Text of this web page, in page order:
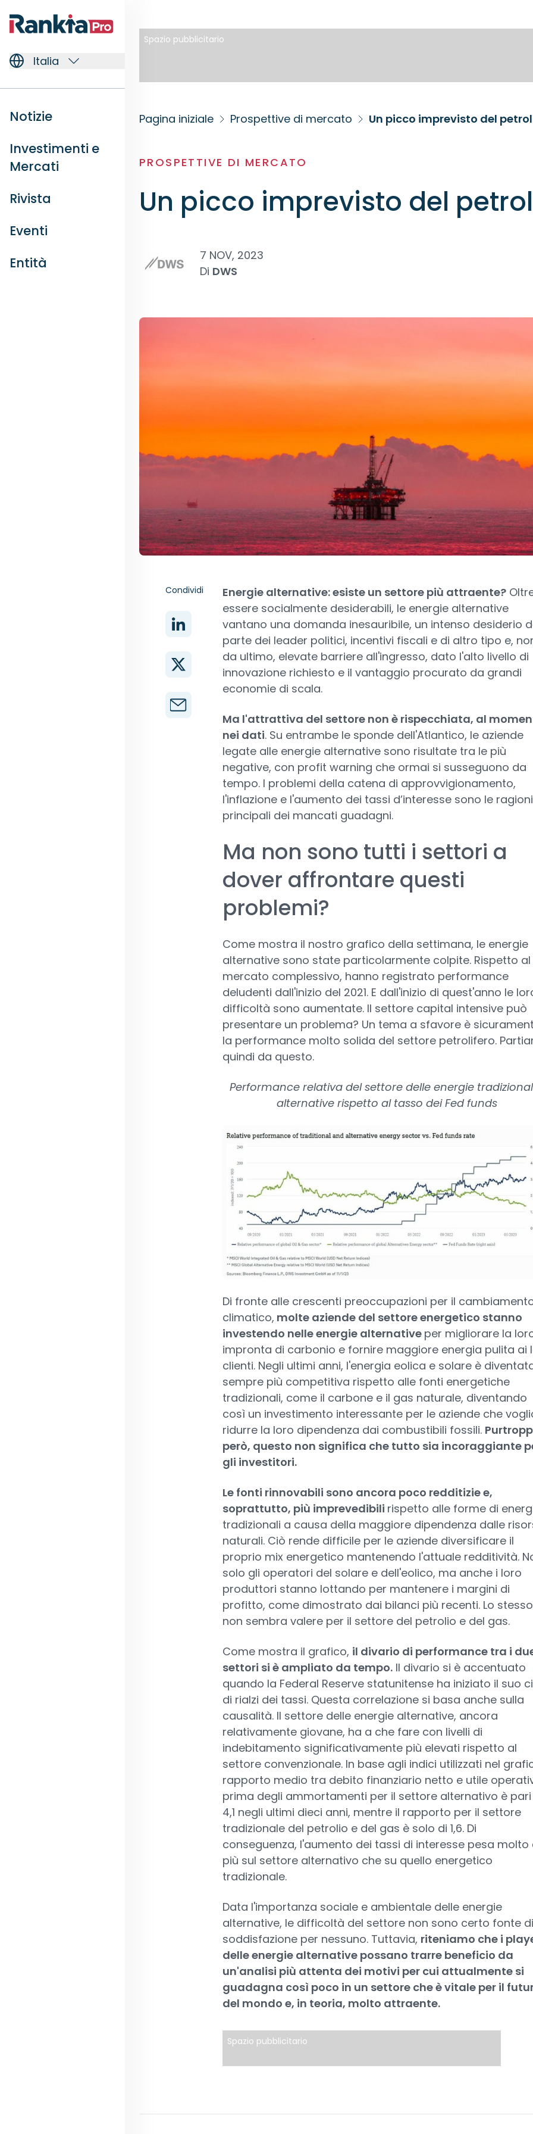
Italia
Notizie
Investimenti e
Mercati
Rivista
Eventi
Entità
Spazio pubblicitario
Pagina iniziale Prospettive di mercato Un picco imprevisto del
PROSPETTIVE DI MERCATO
Un picco imprevisto del
7 NOV, 2023
Di DWS
Condividi Energie alternative: esiste un settore più attraente?
essere socialmente desiderabili, le energie alternative
vantano una domanda inesauribile, un intenso desiderio
parte dei leader politici, incentivi fiscali e di altro tipo e,
da ultimo, elevate barriere all'ingresso, dato l'alto livello di
innovazione richiesto e il vantaggio procurato da grandi
economie di scala.
Ma l'attrattiva del settore non è rispecchiata, al
nei dati. Su entrambe le sponde dell'Atlantico, le aziende
legate alle energie alternative sono risultate tra le più
negative, con profit warning che ormai si susseguono da
tempo. I problemi della catena di approvvigionamento,
l'inflazione e l'aumento dei tassi d’interesse sono le ragioni
principali dei mancati guadagni.
Ma non sono tutti i settori a
dover affrontare questi
problemi?
Come mostra il nostro grafico della settimana, le energie
alternative sono state particolarmente colpite. Rispetto al
mercato complessivo, hanno registrato performance
deludenti dall'inizio del 2021. E dall'inizio di quest'anno le
difficoltà sono aumentate. Il settore capital intensive può
presentare un problema? Un tema a sfavore è
la performance molto solida del settore petrolifero.
quindi da questo.
Performance relativa del settore delle energie
alternative rispetto al tasso dei Fed funds
Di fronte alle crescenti preoccupazioni per il
climatico, molte aziende del settore energetico stanno
investendo nelle energie alternative per migliorare la
impronta di carbonio e fornire maggiore energia pulita ai
clienti. Negli ultimi anni, l'energia eolica e solare è
sempre più competitiva rispetto alle fonti energetiche
tradizionali, come il carbone e il gas naturale, diventando
così un investimento interessante per le aziende che
ridurre la loro dipendenza dai combustibili fossili.
però, questo non significa che tutto sia incoraggiante
gli investitori.
Le fonti rinnovabili sono ancora poco redditizie e,
soprattutto, più imprevedibili rispetto alle forme di
tradizionali a causa della maggiore dipendenza dalle
naturali. Ciò rende difficile per le aziende diversificare il
proprio mix energetico mantenendo l'attuale redditività.
solo gli operatori del solare e dell'eolico, ma anche i loro
produttori stanno lottando per mantenere i margini di
profitto, come dimostrato dai bilanci più recenti. Lo stesso
non sembra valere per il settore del petrolio e del gas.
Come mostra il grafico, il divario di performance tra i
settori si è ampliato da tempo.Il divario si è accentuato
quando la Federal Reserve statunitense ha iniziato il suo
di rialzi dei tassi. Questa correlazione si basa anche sulla
causalità. Il settore delle energie alternative, ancora
relativamente giovane, ha a che fare con livelli di
indebitamento significativamente più elevati rispetto al
settore convenzionale. In base agli indici utilizzati nel
rapporto medio tra debito finanziario netto e utile
prima degli ammortamenti per il settore alternativo è
4,1 negli ultimi dieci anni, mentre il rapporto per il settore
tradizionale del petrolio e del gas è solo di 1,6. Di
conseguenza, l'aumento dei tassi di interesse pesa molto
più sul settore alternativo che su quello energetico
tradizionale.
Data l'importanza sociale e ambientale delle energie
alternative, le difficoltà del settore non sono certo fonte di
soddisfazione per nessuno. Tuttavia, riteniamo che i
delle energie alternative possano trarre beneficio da
un'analisi più attenta dei motivi per cui attualmente si
guadagna così poco in un settore che è vitale per il
del mondo e, in teoria, molto attraente.
Spazio pubblicitario